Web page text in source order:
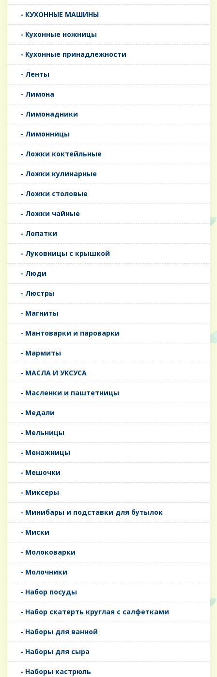
- КУХОННЫЕ МАШИНЫ
- Кухонные ножницы
- Кухонные принадлежности
- Ленты
- Лимона
- Лимонадники
- Лимонницы
- Ложки коктейльные
- Ложки кулинарные
- Ложки столовые
- Ложки чайные
- Лопатки
- Луковницы с крышкой
- Люди
- Люстры
- Магниты
- Мантоварки и пароварки
- Мармиты
- МАСЛА И УКСУСА
- Масленки и паштетницы
- Медали
- Мельницы
- Менажницы
- Мешочки
- Миксеры
- Минибары и подставки для бутылок
- Миски
- Молоковарки
- Молочники
- Набор посуды
- Набор скатерть круглая с салфетками
- Наборы для ванной
- Наборы для сыра
- Наборы кастрюль